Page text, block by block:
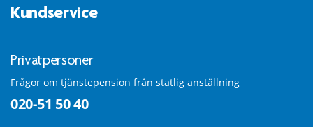
Kundservice
Privatpersoner
Frågor om tjänstepension från statlig anställning
020-51 50 40